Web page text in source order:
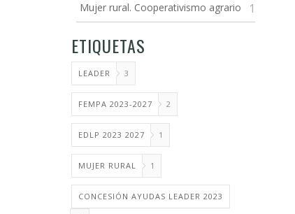
Mujer rural. Cooperativismo agrario 1
ETIQUETAS
LEADER 3
FEMPA 2023-2027 2
EDLP 2023 2027 1
MUJER RURAL 1
CONCESIÓN AYUDAS LEADER 2023